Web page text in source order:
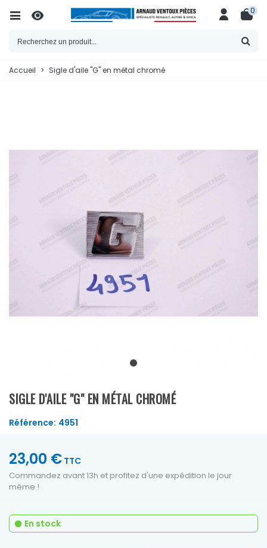
0
Accueil > Sigle d'aile "G" en métal chromé
SIGLE D'AILE "G" EN MÉTAL CHROMÉ
Référence: 4951
23,00 € TTC
Commandez avant 13h et profitez d'une expédition le jour
même !
En stock